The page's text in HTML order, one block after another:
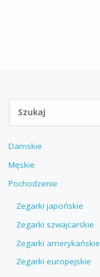
Damskie
Męskie
Pochodzenie
Zegarki japońskie
Zegarki szwajcarskie
Zegarki amerykańskie
Zegarki europejskie